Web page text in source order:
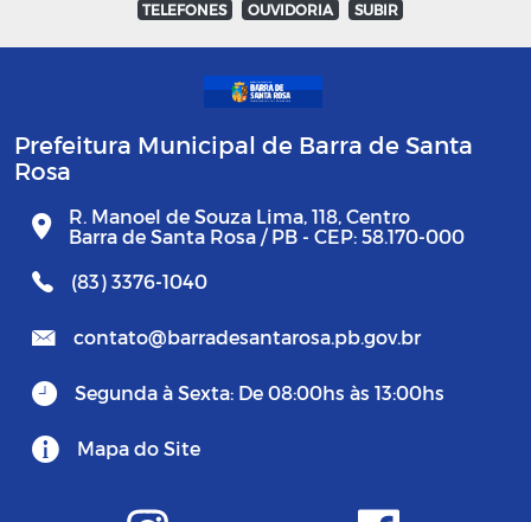
TELEFONES OUVIDORIA SUBIR
Prefeitura Municipal de Barra de Santa
Rosa
R. Manoel de Souza Lima, 118, Centro
Barra de Santa Rosa / PB - CEP: 58.170-000
(83) 3376-1040
contato@barradesantarosa.pb.gov.br
Segunda à Sexta: De 08:00hs às 13:00hs
Mapa do Site